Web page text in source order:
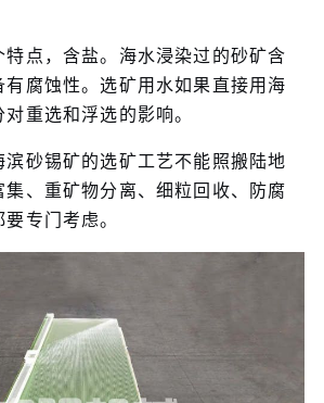
特点，含盐。海水浸染过的砂矿含
腐蚀性。选矿用水如果直接用海
重选和浮选的影响。
砂锡矿的选矿工艺不能照搬陆地
集、重矿物分离、细粒回收、防腐
专门考虑。